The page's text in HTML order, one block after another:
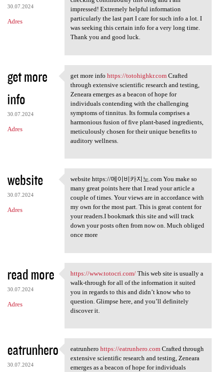
30.07.2024
Adres
impressed! Extremely helpful information
particularly the last part I care for such info a lot. I
was seeking this certain info for a very long time.
Thank you and good luck.
get more
info
30.07.2024
Adres
get more info https:/
get more info https://totohighkr.comCrafted
through extensive scientific research and testing,
Zeneara emerges as a beacon of hope for
individuals contending with the challenging
symptoms of tinnitus. Its formula comprises a
harmonious fusion of five plant-based ingredients,
meticulously chosen for their unique benefits to
auditory wellness.
website
30.07.2024
Adres
website https://메이비카지노.com
website https://메이비카지노.com You make so
many great points here that I read your article a
couple of times. Your views are in accordance with
my own for the most part. This is great content for
your readers.I bookmark this site and will track
down your posts often from now on. Much obliged
once more
read more
30.07.2024
Adres
https://www.totocri.com/ This
https://www.totocri.com/This web site is usually a
walk-through for all of the information it suited
you in regards to this and didn’t know who to
question. Glimpse here, and you’ll definitely
discover it.
eatrunhero
30.07.2024
eatrunhero https:/
eatrunhero https://eatrunhero.comCrafted through
extensive scientific research and testing, Zeneara
emerges as a beacon of hope for individuals